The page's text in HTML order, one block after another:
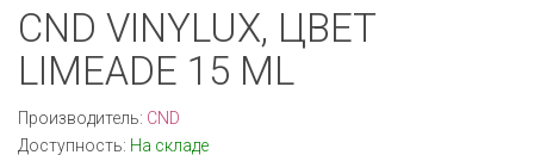
CND VINYLUX, ЦВЕТ
LIMEADE 15 ML
Производитель: CND
Доступность: На складе